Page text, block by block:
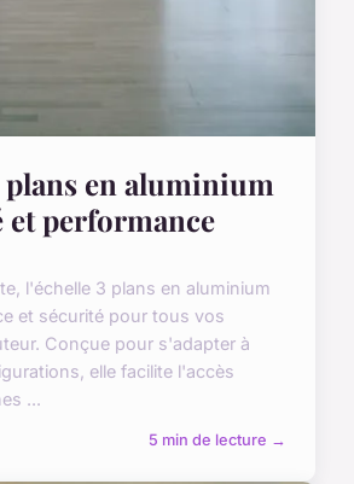
plans en aluminium
et performance
l'échelle 3 plans en aluminium
et sécurité pour tous vos
Conçue pour s'adapter à
elle facilite l'accès
...
5 min de lecture →